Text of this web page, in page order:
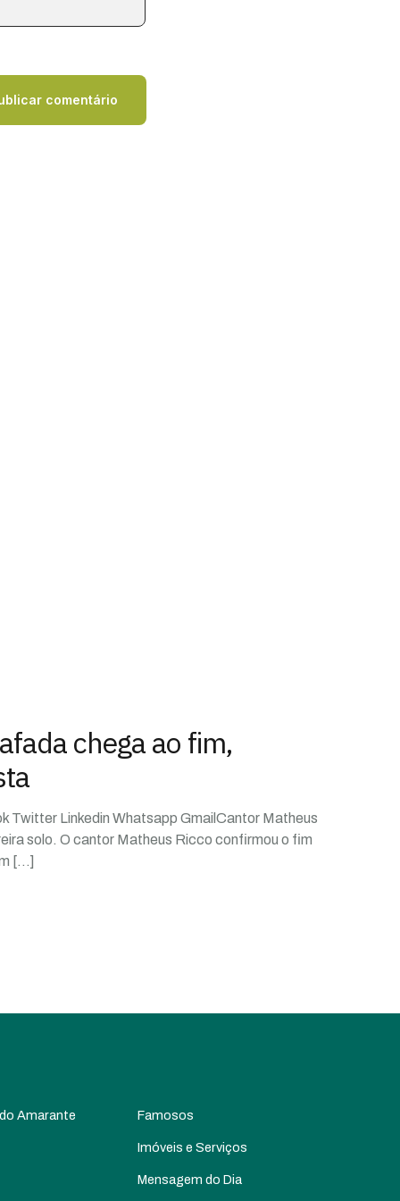
chega ao fim,
Twitter Linkedin Whatsapp GmailCantor Matheus
solo. O cantor Matheus Ricco confirmou o fim
[…]
Amarante Famosos
Imóveis e Serviços
Mensagem do Dia